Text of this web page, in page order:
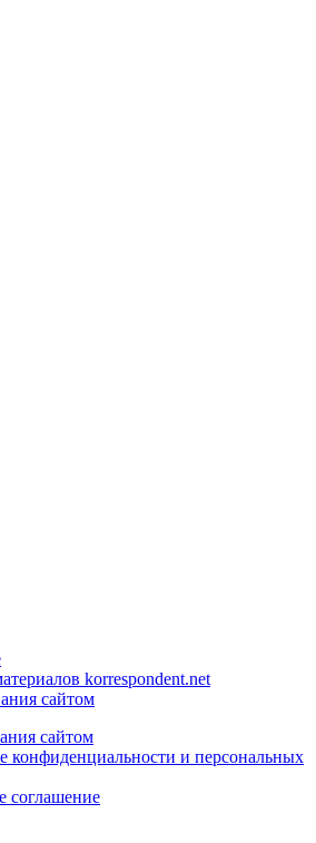
korrespondent.net
сайтом
сайтом
конфиденциальности и персональных
соглашение